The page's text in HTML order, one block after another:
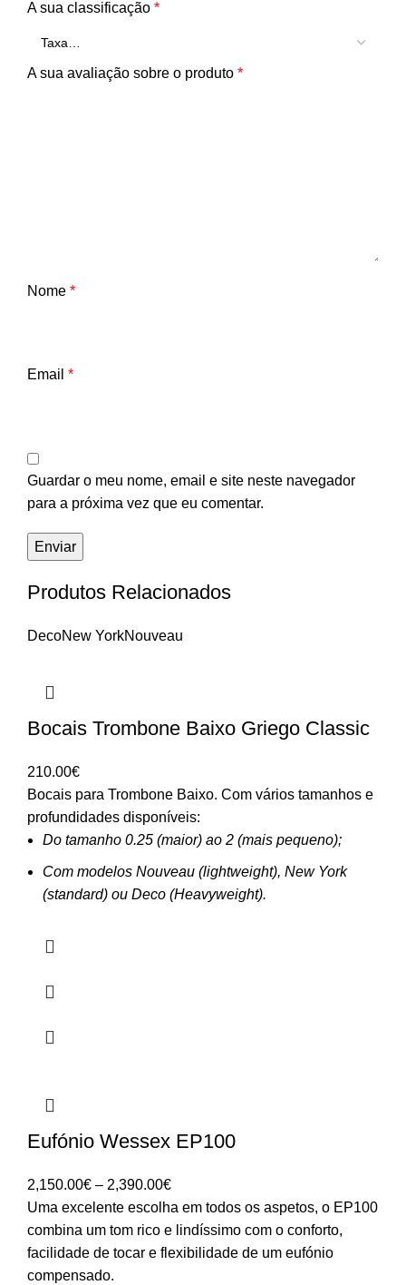
A sua classificação *
A sua avaliação sobre o produto *
Nome *
Email *
Guardar o meu nome, email e site neste navegador
para a próxima vez que eu comentar.
Produtos Relacionados
DecoNew YorkNouveau
Bocais Trombone Baixo Griego Classic
210.00€
Bocais para Trombone Baixo. Com vários tamanhos e
profundidades disponíveis:
Do tamanho 0.25 (maior) ao 2 (mais pequeno);
Com modelos Nouveau (lightweight), New York
(standard) ou Deco (Heavyweight).
Eufónio Wessex EP100
2,150.00€ – 2,390.00€Price
range:
2,150.00€
through
Uma excelente escolha em todos os aspetos, o EP100
combina um tom rico e lindíssimo com o conforto,
facilidade de tocar e flexibilidade de um eufónio
compensado.